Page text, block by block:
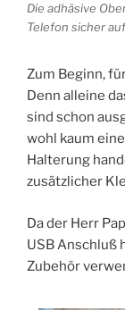
Die adhäsive
Telefon sicher
Zum Beginn,
Denn alleine
sind schon
wohl kaum
Halterung
zusätzlicher
Da der Herr
USB Anschluß
Zubehör